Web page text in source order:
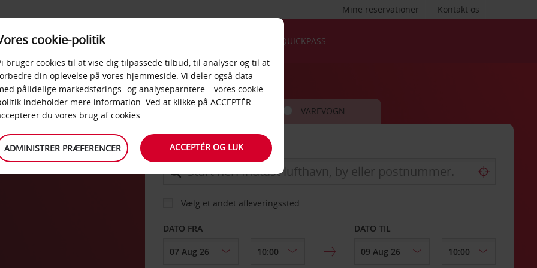
Kontakt os
Mine reservationer
PRODUKTER &
KONTORER
QUICKPASS
BIL VAREVOGN
AFHENT FRA
Vælg et andet afleveringssted
DATO FRA DATO TIL
cookie-politik
bruger cookies til at vise dig tilpassede tilbud, til analyser og til at
din oplevelse på vores hjemmeside. Vi deler også data
pålidelige markedsførings- og analyseparntere – vores cookie-
indeholder mere information. Ved at klikke på ACCEPTÉR
du vores brug af cookies.
ADMINISTRER PRÆFERENCER ACCEPTÉR OG LUK